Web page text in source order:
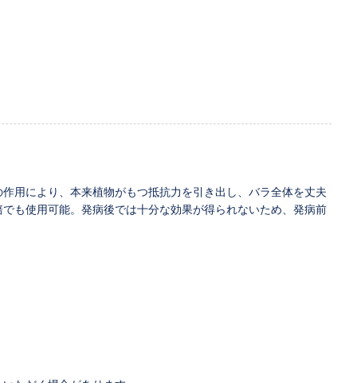
用により、本来植物がもつ抵抗力を引き出し、バラ全体を丈夫
も使用可能。発病後では十分な効果が得られないため、発病前